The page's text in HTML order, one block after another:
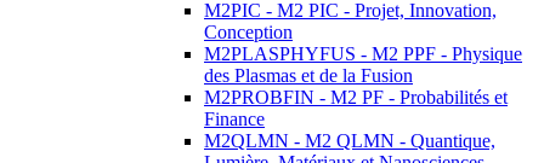
M2PIC - M2 PIC - Projet, Innovation,
Conception
M2PLASPHYFUS - M2 PPF - Physique
des Plasmas et de la Fusion
M2PROBFIN - M2 PF - Probabilités et
Finance
M2QLMN - M2 QLMN - Quantique,